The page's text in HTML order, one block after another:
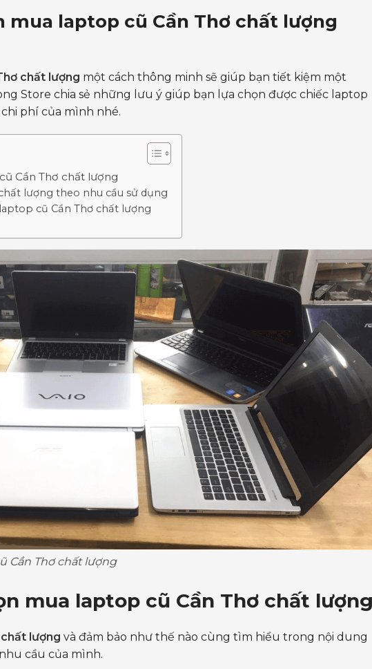
mua laptop cũ Cần Thơ chất lượng
chất lượng một cách thông minh sẽ giúp bạn tiết kiệm một
Store chia sẻ những lưu ý giúp bạn lựa chọn được chiếc laptop
phí của mình nhé.
Cần Thơ chất lượng
lượng theo nhu cầu sử dụng
cũ Cần Thơ chất lượng
Cần Thơ chất lượng
mua laptop cũ Cần Thơ chất lượng
lượng và đảm bảo như thế nào cùng tìm hiểu trong nội dung
cầu của mình.